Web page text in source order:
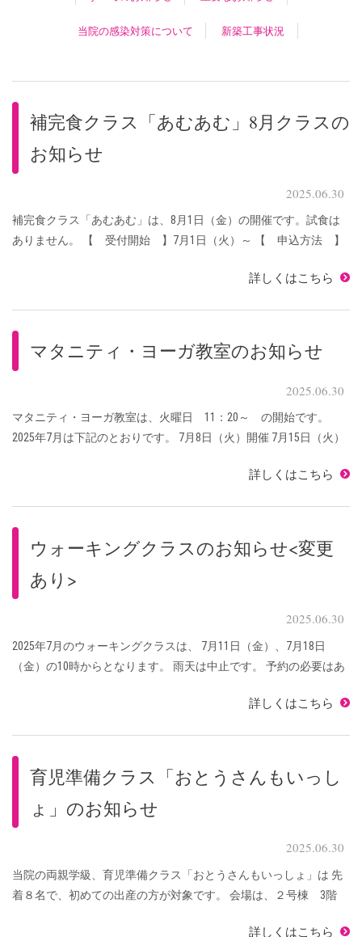
当院の感染対策について 新築工事状況
補完食クラス「あむあむ」8月クラスの
お知らせ
2025.06.30
補完食クラス「あむあむ」は、8月1日（金）の開催です。試食は
ありません。 【 受付開始 】7月1日（火）～ 【 申込方法 】
詳しくはこちら
マタニティ・ヨーガ教室のお知らせ
2025.06.30
マタニティ・ヨーガ教室は、火曜日 11：20～ の開始です。
2025年7月は下記のとおりです。 7月8日（火）開催 7月15日（火）
詳しくはこちら
ウォーキングクラスのお知らせ<変更
あり>
2025.06.30
2025年7月のウォーキングクラスは、 7月11日（金）、7月18日
（金）の10時からとなります。 雨天は中止です。 予約の必要はあ
詳しくはこちら
育児準備クラス「おとうさんもいっし
ょ」のお知らせ
2025.06.30
当院の両親学級、育児準備クラス「おとうさんもいっしょ」は 先
着８名で、初めての出産の方が対象です。 会場は、２号棟 3階
詳しくはこちら